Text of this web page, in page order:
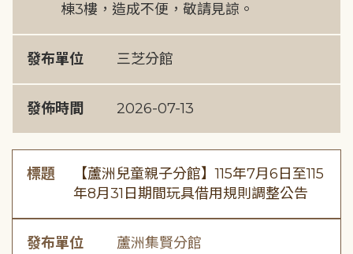
棟3樓，造成不便，敬請見諒。
發布單位 三芝分館
發佈時間 2026-07-13
標題
【蘆洲兒童親子分館】115年7月6日至115
年8月31日期間玩具借用規則調整公告
發布單位 蘆洲集賢分館